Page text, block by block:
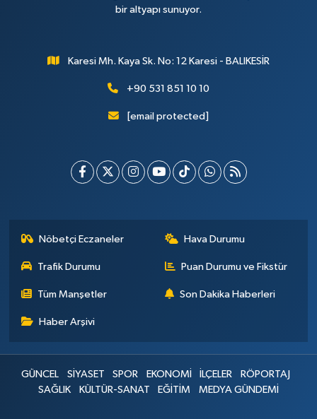
bir altyapı sunuyor.
Karesi Mh. Kaya Sk. No: 12 Karesi - BALIKESİR
+90 531 851 10 10
[email protected]
Nöbetçi Eczaneler Hava Durumu
Trafik Durumu Puan Durumu ve Fikstür
Tüm Manşetler Son Dakika Haberleri
Haber Arşivi
GÜNCEL SİYASET SPOR EKONOMİ İLÇELER
RÖPORTAJ
SAĞLIK
KÜLTÜR-SANAT EĞİTİM MEDYA GÜNDEMİ